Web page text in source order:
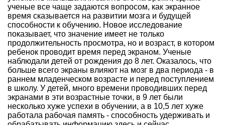
ученые все чаще задаются вопросом, как экранное
время сказывается на развитии мозга и будущей
способности к обучению. Новое исследование
показывает, что значение имеет не только
продолжительность просмотра, но и возраст, в котором
ребенок проводит время перед экраном. Ученые
наблюдали детей от рождения до 8 лет. Оказалось, что
больше всего экраны влияют на мозг в два периода - в
раннем младенческом возрасте и перед поступлением
в школу. У детей, много времени проводивших перед
экранами в эти возрастные точки, в 9 лет были
несколько хуже успехи в обучении, а в 10,5 лет хуже
работала рабочая память - способность удерживать и